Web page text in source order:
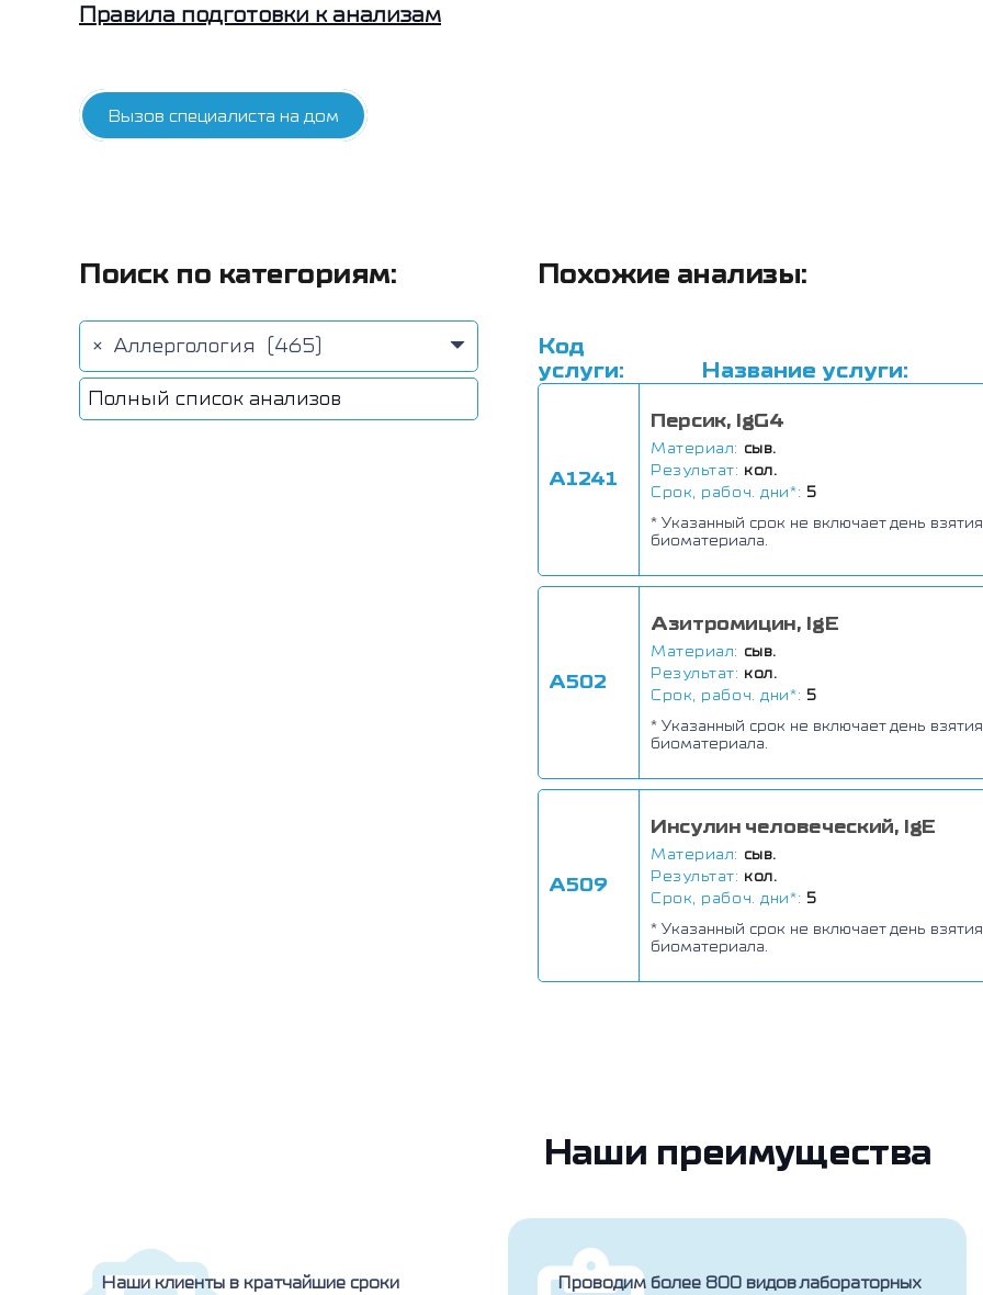
Правила подготовки к анализам
Вызов специалиста на дом
Поиск по категориям:
× Аллергология (465)
Полный список анализов
Похожие анализы:
Код
услуги:
Название услуги:
А1241
Персик, IgG4
Материал: сыв.
Результат: кол.
Срок, рабоч. дни*: 5
* Указанный срок не включает день взятия
биоматериала.
А502
Азитромицин, IgE
Материал: сыв.
Результат: кол.
Срок, рабоч. дни*: 5
* Указанный срок не включает день взятия
биоматериала.
А509
Инсулин человеческий, IgE
Материал: сыв.
Результат: кол.
Срок, рабоч. дни*: 5
* Указанный срок не включает день взятия
биоматериала.
Наши преимущества
Наши клиенты в кратчайшие сроки
Проводим более 800 видов лабораторных